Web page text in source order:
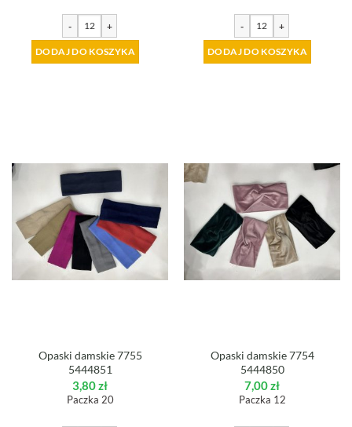
- +
DODAJ DO KOSZYKA
- +
DODAJ DO KOSZYKA
Opaski damskie 7755
5444851
3,80zł
Paczka 20
Opaski damskie 7754
5444850
7,00zł
Paczka 12